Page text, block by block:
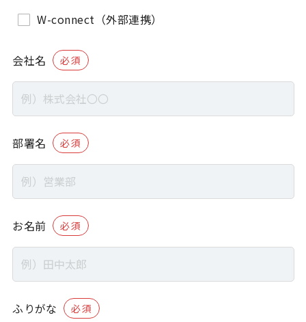
W-connect（外部連携）
会社名 必須
部署名 必須
お名前 必須
ふりがな 必須